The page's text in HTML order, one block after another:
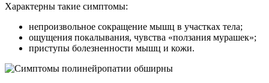
Характерны такие симптомы:
непроизвольное сокращение мышц в участках тела;
ощущения покалывания, чувства «ползания мурашек»;
приступы болезненности мышц и кожи.